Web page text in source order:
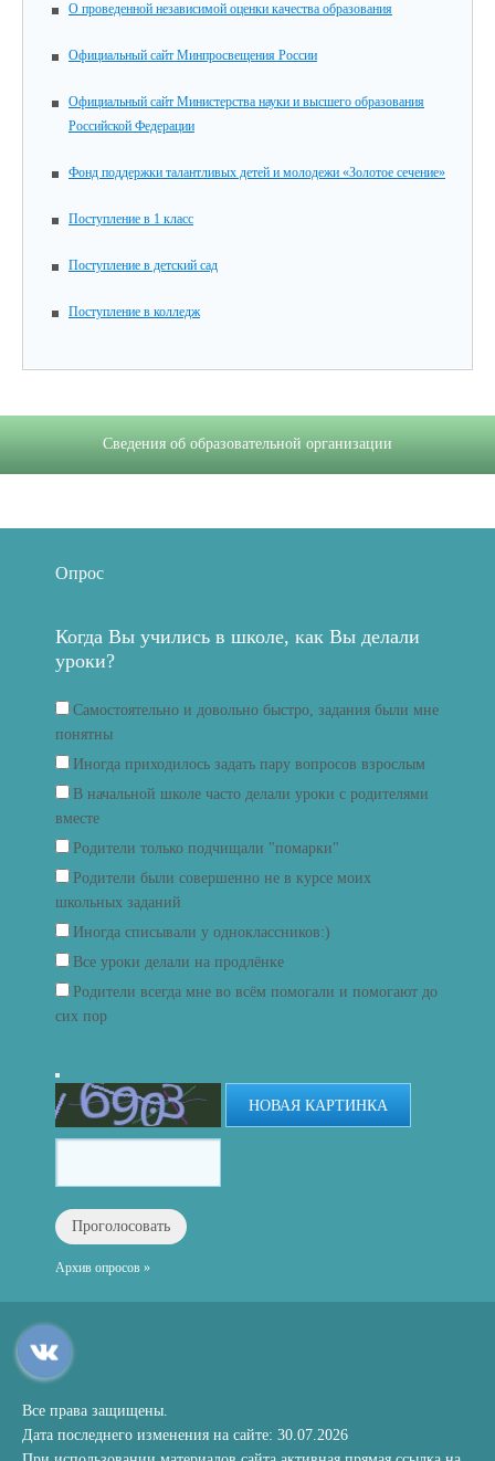
О проведенной независимой оценки качества образования
Официальный сайт Минпросвещения России
Официальный сайт Министерства науки и высшего образования
Российской Федерации
Фонд поддержки талантливых детей и молодежи «Золотое сечение»
Поступление в 1 класс
Поступление в детский сад
Поступление в колледж
Сведения об образовательной организации
Опрос
Когда Вы учились в школе, как Вы делали
уроки?
Самостоятельно и довольно быстро, задания были мне
понятны
Иногда приходилось задать пару вопросов взрослым
В начальной школе часто делали уроки с родителями
вместе
Родители только подчищали "помарки"
Родители были совершенно не в курсе моих
школьных заданий
Иногда списывали у одноклассников:)
Все уроки делали на продлёнке
Родители всегда мне во всём помогали и помогают до
сих пор
НОВАЯ КАРТИНКА
Архив опросов »
Все права защищены.
Дата последнего изменения на сайте: 30.07.2026